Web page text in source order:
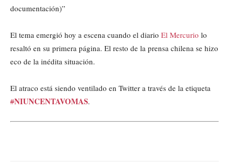
documentación)”
El tema emergió hoy a escena cuando el diario El Mercurio lo
resaltó en su primera página. El resto de la prensa chilena se hizo
eco de la inédita situación.
El atraco está siendo ventilado en Twitter a través de la etiqueta
#NIUNCENTAVOMAS.